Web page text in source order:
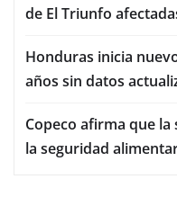
de El Triunfo
Honduras inicia
años sin datos
Copeco afirma que
la seguridad